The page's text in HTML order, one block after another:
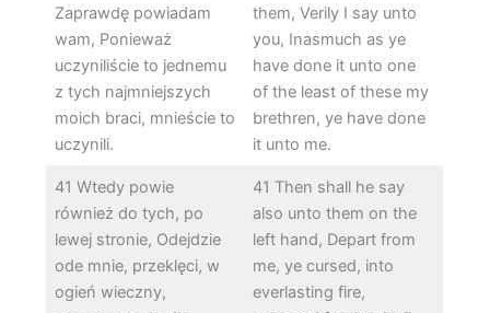
Zaprawdę powiadam
wam, Ponieważ
uczyniliście to jednemu
z tych najmniejszych
moich braci, mnieście to
uczynili.
them, Verily I say unto
you, Inasmuch as ye
have done it unto one
of the least of these my
brethren, ye have done
it unto me.
41 Wtedy powie
również do tych, po
lewej stronie, Odejdzie
ode mnie, przeklęci, w
ogień wieczny,
41 Then shall he say
also unto them on the
left hand, Depart from
me, ye cursed, into
everlasting fire,